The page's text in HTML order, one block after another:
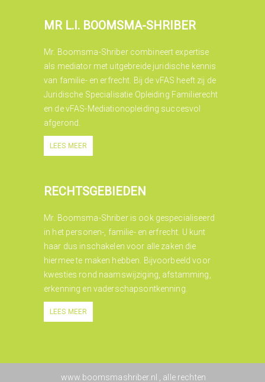
MR L.I. BOOMSMA-SHRIBER
Mr. Boomsma-Shriber combineert expertise
als mediator met uitgebreide juridische kennis
van familie- en erfrecht. Bij de vFAS heeft zij de
Juridische Specialisatie Opleiding Familierecht
en de vFAS-Mediationopleiding succesvol
afgerond.
LEES MEER
RECHTSGEBIEDEN
Mr. Boomsma-Shriber is ook gespecialiseerd
in het personen-, familie- en erfrecht. U kunt
haar dus inschakelen voor alle zaken die
hiermee te maken hebben. Bijvoorbeeld voor
kwesties rond naamswijziging, afstamming,
erkenning en vaderschapsontkenning.
LEES MEER
www.boomsmashriber.nl , alle rechten